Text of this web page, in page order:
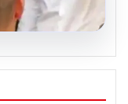
davasında 5